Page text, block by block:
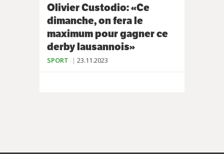
Olivier Custodio: «Ce
dimanche, on fera le
maximum pour gagner ce
derby lausannois»
SPORT 23.11.2023